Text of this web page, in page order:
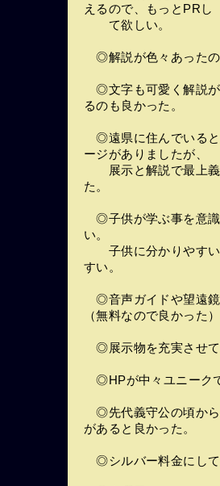
えるので、もっとPRし
て欲しい。
◎解説が色々あったの
◎文字も可愛く解説が
るのも良かった。
◎遠県に住んでいると
ージがありましたが、
展示と解説で最上義
た。
◎子供が学ぶ事を意識
い。
子供に分かりやすい
すい。
◎音声ガイドや望遠鏡
（無料なので良かった）
◎展示物を充実させて
◎HPが中々ユニーク
◎先代義守公の頃から
があると良かった。
◎シルバー料金にして